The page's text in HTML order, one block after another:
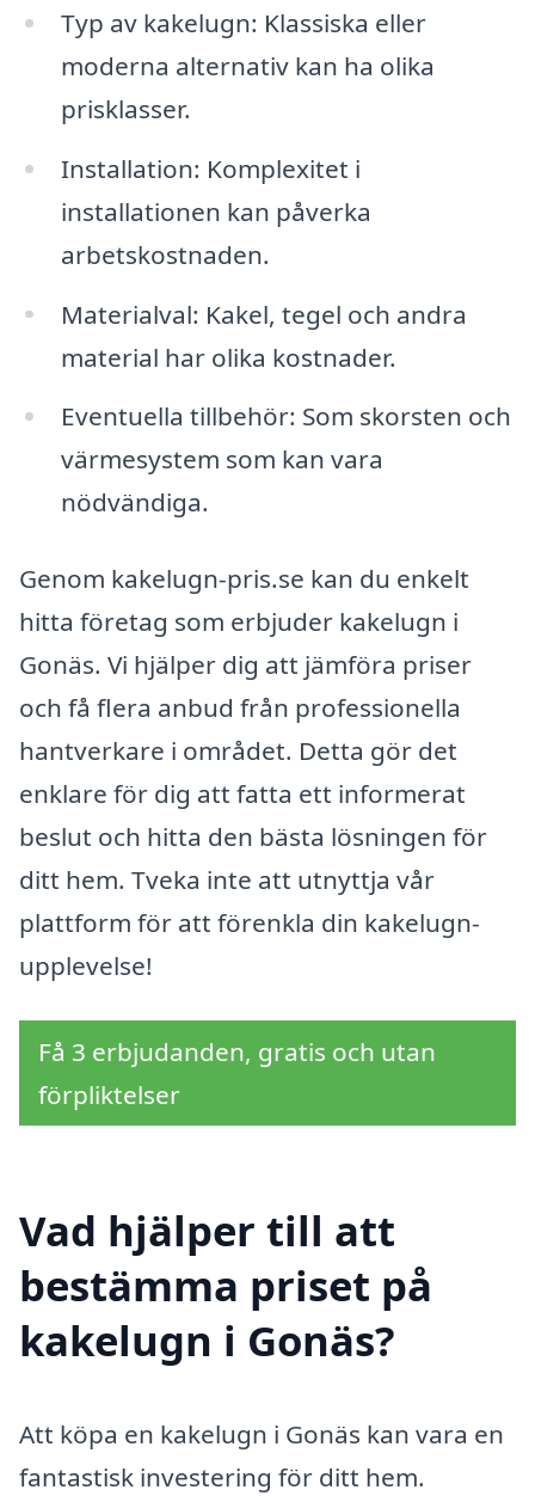
Typ av kakelugn: Klassiska eller
moderna alternativ kan ha olika
prisklasser.
Installation: Komplexitet i
installationen kan påverka
arbetskostnaden.
Materialval: Kakel, tegel och andra
material har olika kostnader.
Eventuella tillbehör: Som skorsten och
värmesystem som kan vara
nödvändiga.
Genom kakelugn-pris.se kan du enkelt
hitta företag som erbjuder kakelugn i
Gonäs. Vi hjälper dig att jämföra priser
och få flera anbud från professionella
hantverkare i området. Detta gör det
enklare för dig att fatta ett informerat
beslut och hitta den bästa lösningen för
ditt hem. Tveka inte att utnyttja vår
plattform för att förenkla din kakelugn-
upplevelse!
Få 3 erbjudanden, gratis och utan
förpliktelser
Vad hjälper till att
bestämma priset på
kakelugn i Gonäs?
Att köpa en kakelugn i Gonäs kan vara en
fantastisk investering för ditt hem.